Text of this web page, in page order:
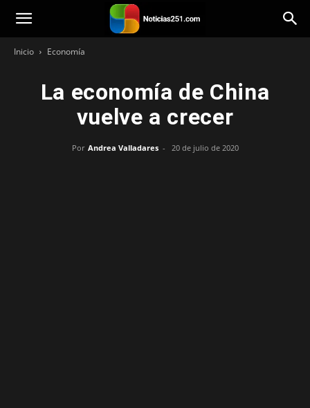
Noticias251
Inicio Economía
La economía de China
vuelve a crecer
Por Andrea Valladares - 20 de julio de 2020